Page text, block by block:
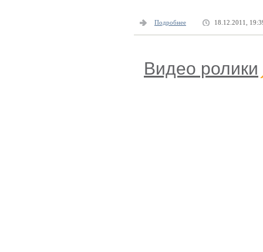
Подробнее 18.12.2011,
Видео ролики